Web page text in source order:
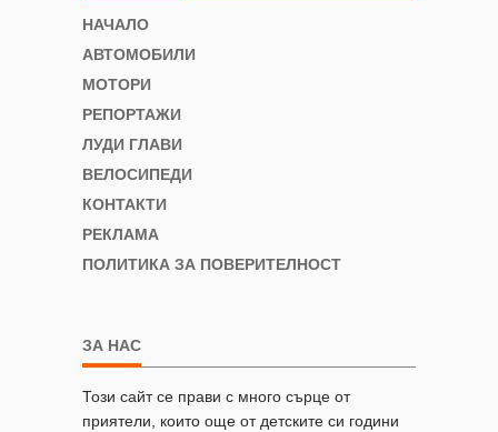
НАЧАЛО
АВТОМОБИЛИ
МОТОРИ
РЕПОРТАЖИ
ЛУДИ ГЛАВИ
ВЕЛОСИПЕДИ
КОНТАКТИ
РЕКЛАМА
ПОЛИТИКА ЗА ПОВЕРИТЕЛНОСТ
ЗА НАС
Този сайт се прави с много сърце от
приятели, които още от детските си години